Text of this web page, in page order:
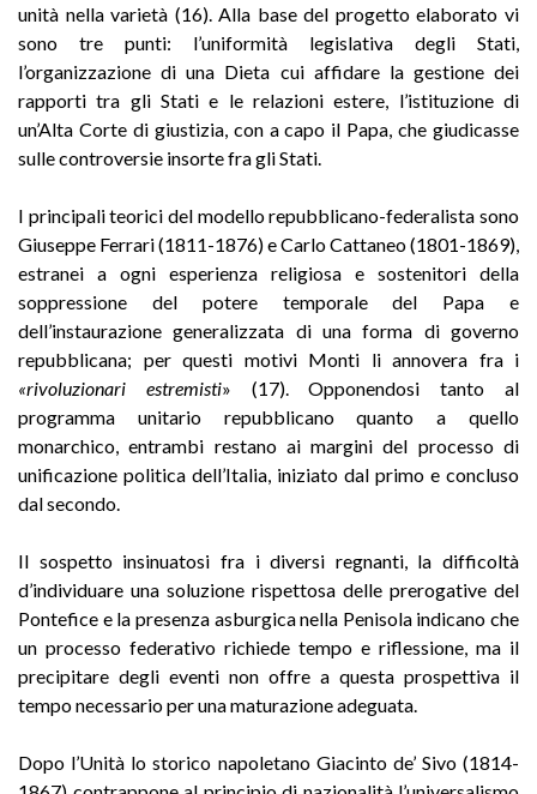
unità nella varietà (16). Alla base del progetto elaborato vi
sono tre punti: l’uniformità legislativa degli Stati,
l’organizzazione di una Dieta cui affidare la gestione dei
rapporti tra gli Stati e le relazioni estere, l’istituzione di
un’Alta Corte di giustizia, con a capo il Papa, che giudicasse
sulle controversie insorte fra gli Stati.
I principali teorici del modello repubblicano-federalista sono
Giuseppe Ferrari (1811-1876) e Carlo Cattaneo (1801-1869),
estranei a ogni esperienza religiosa e sostenitori della
soppressione del potere temporale del Papa e
dell’instaurazione generalizzata di una forma di governo
repubblicana; per questi motivi Monti li annovera fra i
«rivoluzionari estremisti» (17). Opponendosi tanto al
programma unitario repubblicano quanto a quello
monarchico, entrambi restano ai margini del processo di
unificazione politica dell’Italia, iniziato dal primo e concluso
dal secondo.
Il sospetto insinuatosi fra i diversi regnanti, la difficoltà
d’individuare una soluzione rispettosa delle prerogative del
Pontefice e la presenza asburgica nella Penisola indicano che
un processo federativo richiede tempo e riflessione, ma il
precipitare degli eventi non offre a questa prospettiva il
tempo necessario per una maturazione adeguata.
Dopo l’Unità lo storico napoletano Giacinto de’ Sivo (1814-